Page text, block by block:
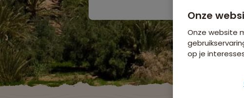
Onze
Onze website
op je